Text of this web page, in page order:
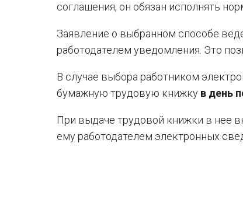
соглашения, он обязан исполнять
Заявление о выбранном способе
работодателем уведомления. Это
В случае выбора работником
бумажную трудовую книжку в день
При выдаче трудовой книжки в нее
ему работодателем электронных